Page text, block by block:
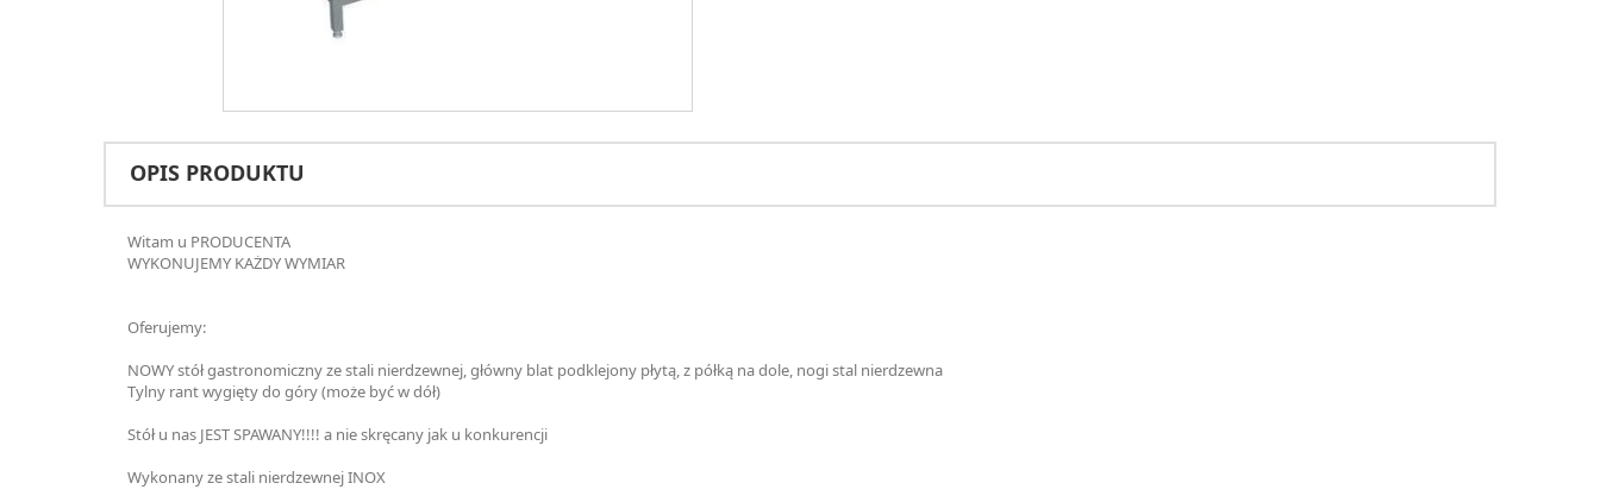
OPIS PRODUKTU
Witam u PRODUCENTA
WYKONUJEMY KAŻDY WYMIAR
Oferujemy:
NOWY stół gastronomiczny ze stali nierdzewnej, główny blat podklejony płytą, z półką na dole, nogi stal nierdzewna
Tylny rant wygięty do góry (może być w dół)
Stół u nas JEST SPAWANY!!!! a nie skręcany jak u konkurencji
Wykonany ze stali nierdzewnej INOX